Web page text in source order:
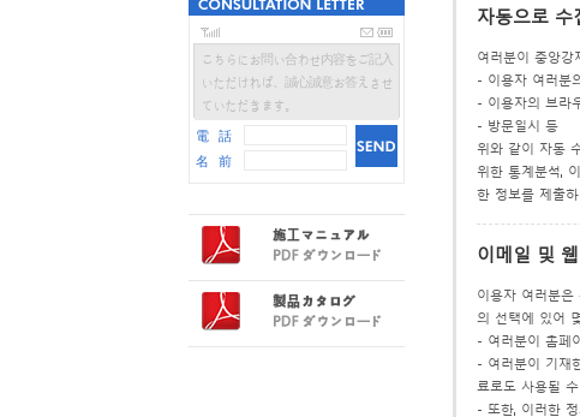
こちらにお問い合わせ内容をご記入
いただければ、誠心誠意お答えさせ
ていただきます。
電 話
名 前
자동으로 수
여러분이 중앙강
- 이용자 여러분
- 이용자의 브라
- 방문일시 등
위와 같이 자동
위한 통계분석,
한 정보를 제출
이메일 및
이용자 여러분
의 선택에 있어
- 여러분이 홈페
- 여러분이 기재
료로도 사용될
- 또한, 이러한